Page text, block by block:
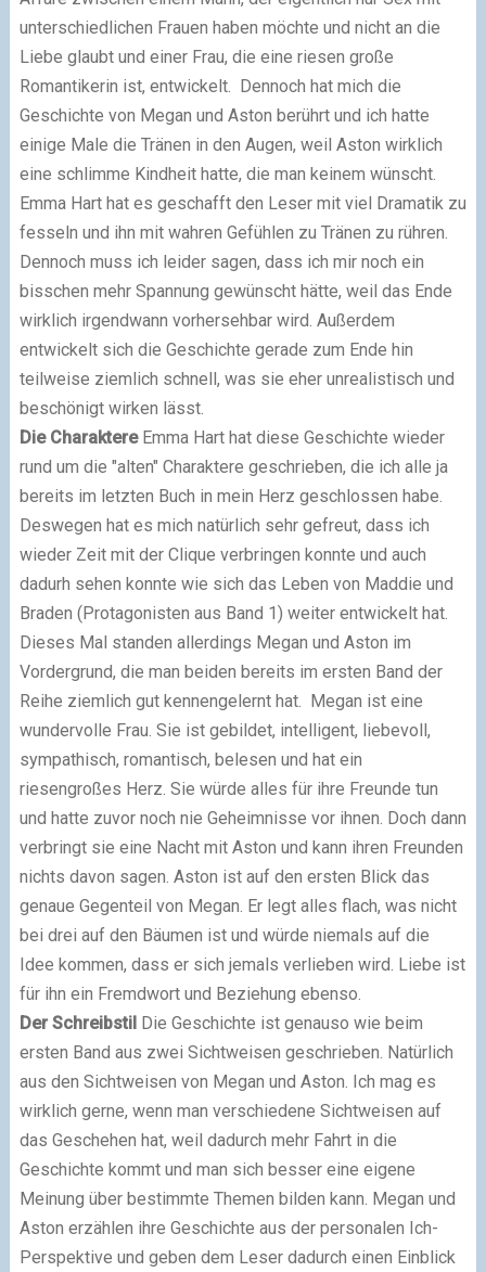
unterschiedlichen Frauen haben möchte und nicht an die
Liebe glaubt und einer Frau, die eine riesen große
Romantikerin ist, entwickelt. Dennoch hat mich die
Geschichte von Megan und Aston berührt und ich hatte
einige Male die Tränen in den Augen, weil Aston wirklich
eine schlimme Kindheit hatte, die man keinem wünscht.
Emma Hart hat es geschafft den Leser mit viel Dramatik zu
fesseln und ihn mit wahren Gefühlen zu Tränen zu rühren.
Dennoch muss ich leider sagen, dass ich mir noch ein
bisschen mehr Spannung gewünscht hätte, weil das Ende
wirklich irgendwann vorhersehbar wird. Außerdem
entwickelt sich die Geschichte gerade zum Ende hin
teilweise ziemlich schnell, was sie eher unrealistisch und
beschönigt wirken lässt.
Die CharaktereEmma Hart hat diese Geschichte wieder
rund um die "alten" Charaktere geschrieben, die ich alle ja
bereits im letzten Buch in mein Herz geschlossen habe.
Deswegen hat es mich natürlich sehr gefreut, dass ich
wieder Zeit mit der Clique verbringen konnte und auch
dadurh sehen konnte wie sich das Leben von Maddie und
Braden (Protagonisten aus Band 1) weiter entwickelt hat.
Dieses Mal standen allerdings Megan und Aston im
Vordergrund, die man beiden bereits im ersten Band der
Reihe ziemlich gut kennengelernt hat. Megan ist eine
wundervolle Frau. Sie ist gebildet, intelligent, liebevoll,
sympathisch, romantisch, belesen und hat ein
riesengroßes Herz. Sie würde alles für ihre Freunde tun
und hatte zuvor noch nie Geheimnisse vor ihnen. Doch dann
verbringt sie eine Nacht mit Aston und kann ihren Freunden
nichts davon sagen. Aston ist auf den ersten Blick das
genaue Gegenteil von Megan. Er legt alles flach, was nicht
bei drei auf den Bäumen ist und würde niemals auf die
Idee kommen, dass er sich jemals verlieben wird. Liebe ist
für ihn ein Fremdwort und Beziehung ebenso.
Der SchreibstilDie Geschichte ist genauso wie beim
ersten Band aus zwei Sichtweisen geschrieben. Natürlich
aus den Sichtweisen von Megan und Aston. Ich mag es
wirklich gerne, wenn man verschiedene Sichtweisen auf
das Geschehen hat, weil dadurch mehr Fahrt in die
Geschichte kommt und man sich besser eine eigene
Meinung über bestimmte Themen bilden kann. Megan und
Aston erzählen ihre Geschichte aus der personalen Ich-
Perspektive und geben dem Leser dadurch einen Einblick